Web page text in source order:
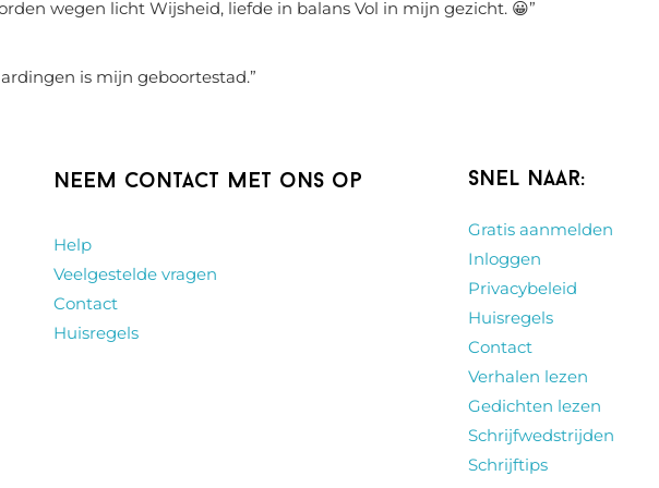
wegen licht Wijsheid, liefde in balans Vol in mijn gezicht. 😀”
is mijn geboortestad.”
Neem contact met ons op
Help
Veelgestelde vragen
Contact
Huisregels
Snel naar:
Gratis aanmelden
Inloggen
Privacybeleid
Huisregels
Contact
Verhalen lezen
Gedichten lezen
Schrijfwedstrijden
Schrijftips